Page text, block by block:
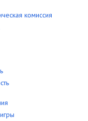
комиссия